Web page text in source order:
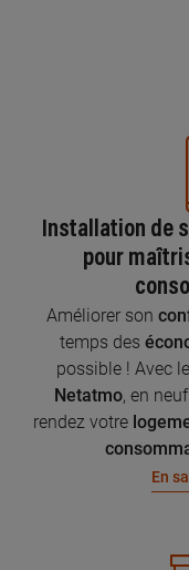
Installation de
pour
Améliorer son
temps des
possible ! Avec
Netatmo, en
rendez votre
En